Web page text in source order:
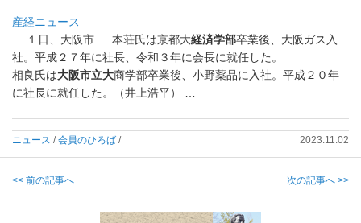
産経ニュース
… １日、大阪市 … 本荘氏は京都大経済学部卒業後、大阪ガス入
社。 平成２７年に社長、令和３年に会長に就任した。
相良氏は大阪市立大商学部卒業後、小野薬品に入社。平成２０年
に社長に就任した。（井上浩平） …
ニュース /会員のひろば / 2023.11.02
<< 前の記事へ 次の記事へ >>